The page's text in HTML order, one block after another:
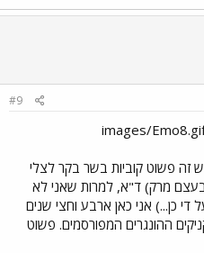
#9
זה פשוט קוביות בשר בקר לצלי
מרק) ד"א, למרות שאני לא
כן...) אני כאן ארבע וחצי שנים
ההונגרים המפורסמים. פשוט